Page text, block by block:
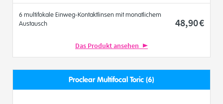
6 multifokale Einweg-Kontaktlinsen mit monatlichem
Austausch
48,90€
Das Produkt ansehen
Proclear Multifocal Toric (6)